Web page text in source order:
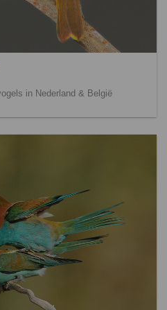
in Nederland & België